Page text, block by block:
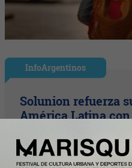
InfoArgentinos
Solunion refuerza
América Latina